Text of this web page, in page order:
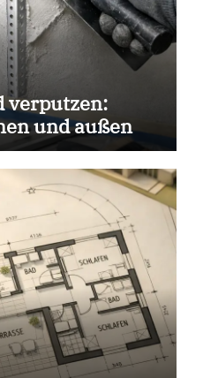
verputzen:
und außen